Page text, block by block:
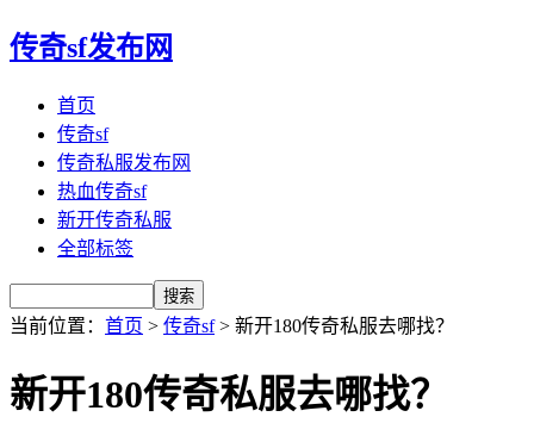
传奇sf发布网
首页
传奇sf
传奇私服发布网
热血传奇sf
新开传奇私服
全部标签
当前位置： 首页 > 传奇sf> 新开180传奇私服去哪找？
新开180传奇私服去哪找？